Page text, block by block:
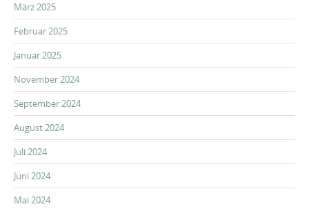
März 2025
Februar 2025
Januar 2025
November 2024
September 2024
August 2024
Juli 2024
Juni 2024
Mai 2024